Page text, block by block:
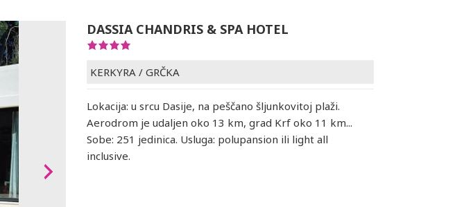
DASSIA CHANDRIS & SPA HOTEL
KERKYRA / GRČKA
Lokacija: u srcu Dasije, na peščano šljunkovitoj plaži.
Aerodrom je udaljen oko 13 km, grad Krf oko 11 km...
Sobe: 251 jedinica. Usluga: polupansion ili light all
inclusive.